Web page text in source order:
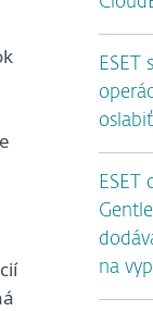
ESET
ESET
na